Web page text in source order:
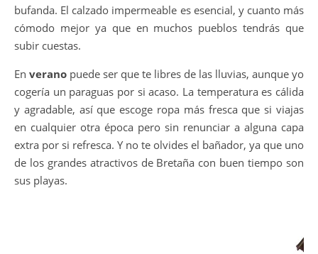
bufanda. El calzado impermeable es esencial, y cuanto más
cómodo mejor ya que en muchos pueblos tendrás que
subir cuestas.
En verano puede ser que te libres de las lluvias, aunque yo
cogería un paraguas por si acaso. La temperatura es cálida
y agradable, así que escoge ropa más fresca que si viajas
en cualquier otra época pero sin renunciar a alguna capa
extra por si refresca. Y no te olvides el bañador, ya que uno
de los grandes atractivos de Bretaña con buen tiempo son
sus playas.